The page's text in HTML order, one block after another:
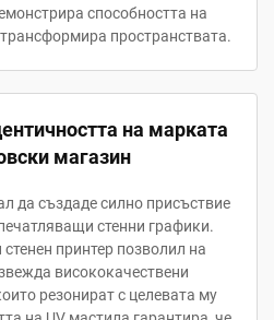
способността на
пространствата.
на марката
магазин
да създаде силно присъствие
стенни графики.
принтер позволил на
висококачествени
резонират с целевата му